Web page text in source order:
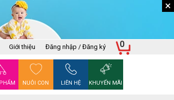
×
Giới thiệu Đăng nhập / Đăng ký
NUÔI CON LIÊN HỆ KHUYẾN MÃI
0